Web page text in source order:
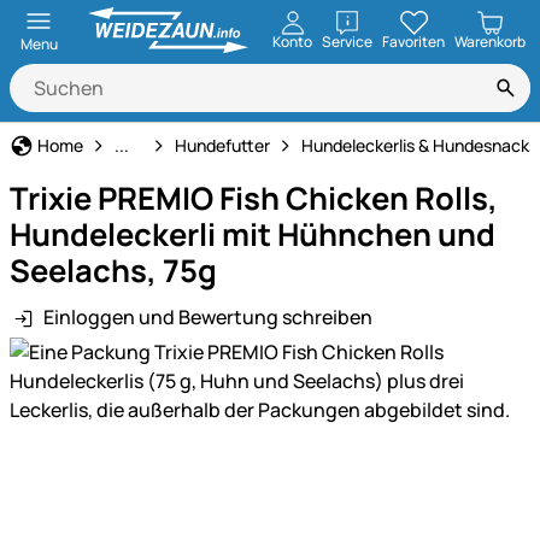
Menu Konto ServiceöffnenFavoriten Warenkorb
Home Hund
... Hundefutter Hundeleckerlis & Hundesnacks
Trixie PREMIO Fish Chicken Rolls,
Hundeleckerli mit Hühnchen und
Seelachs, 75g
Einloggen und Bewertung schreiben
Produktgalerie